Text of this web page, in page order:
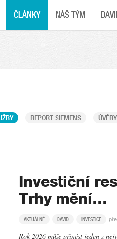
ČLÁNKY NÁŠ TÝM
REPORT SIEMENS ÚVĚRY
Investiční
Trhy mění…
AKTUÁLNĚ DAVID INVESTICE
Rok 2026 může přinést jeden z